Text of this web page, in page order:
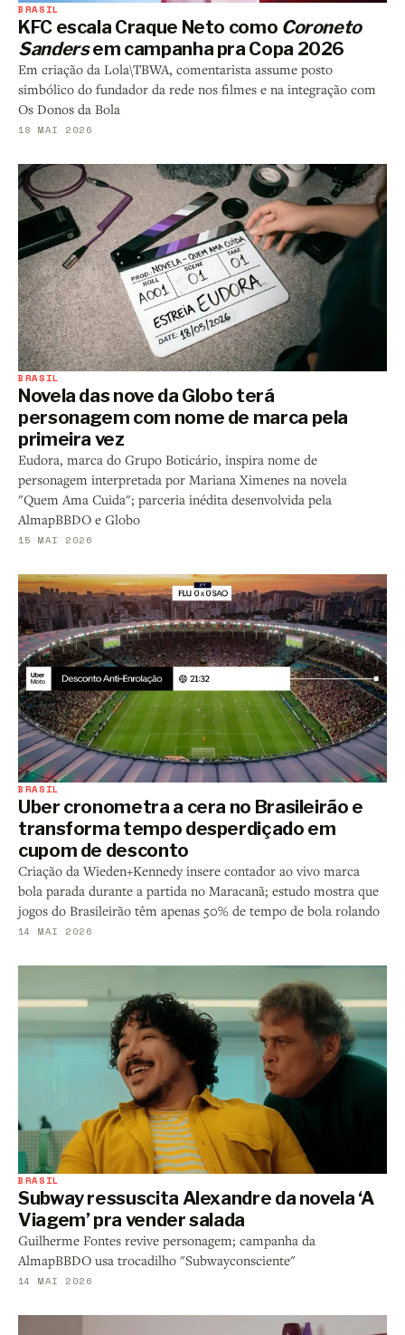
BRASIL
KFC escala Craque Neto como Coroneto
Sandersem campanha pra Copa 2026
Em criação da Lola\TBWA, comentarista assume posto
simbólico do fundador da rede nos filmes e na integração com
Os Donos da Bola
18 MAI 2026
BRASIL
Novela das nove da Globo terá
personagem com nome de marca pela
primeira vez
Eudora, marca do Grupo Boticário, inspira nome de
personagem interpretada por Mariana Ximenes na novela
"Quem Ama Cuida"; parceria inédita desenvolvida pela
AlmapBBDO e Globo
15 MAI 2026
BRASIL
Uber cronometra a cera no Brasileirão e
transforma tempo desperdiçado em
cupom de desconto
Criação da Wieden+Kennedy insere contador ao vivo marca
bola parada durante a partida no Maracanã; estudo mostra que
jogos do Brasileirão têm apenas 50% de tempo de bola rolando
14 MAI 2026
BRASIL
Subway ressuscita Alexandre da novela ‘A
Viagem’ pra vender salada
Guilherme Fontes revive personagem; campanha da
AlmapBBDO usa trocadilho "Subwayconsciente"
14 MAI 2026